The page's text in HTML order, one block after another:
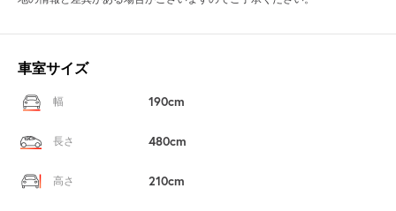
車室サイズ
幅 190cm
長さ 480cm
高さ 210cm